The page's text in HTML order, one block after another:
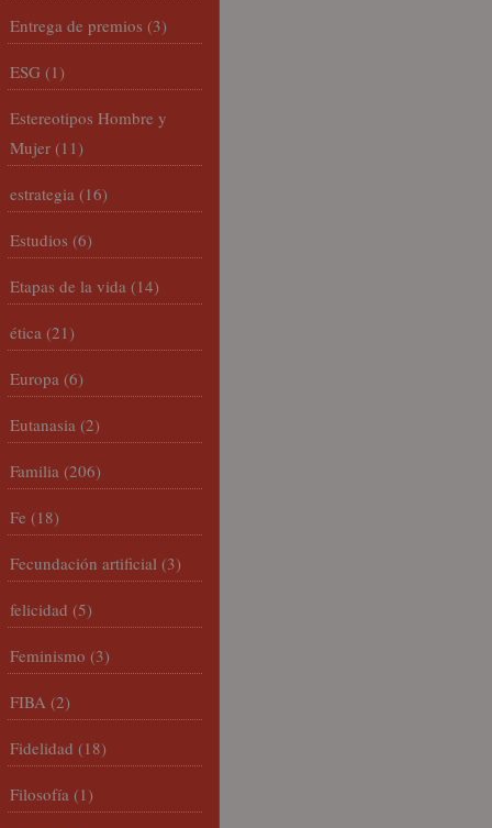
Entrega de premios (3)
ESG (1)
Estereotipos Hombre y
Mujer (11)
estrategia (16)
Estudios (6)
Etapas de la vida (14)
ética (21)
Europa (6)
Eutanasia (2)
Familia (206)
Fe (18)
Fecundación artificial (3)
felicidad (5)
Feminismo (3)
FIBA (2)
Fidelidad (18)
Filosofía (1)